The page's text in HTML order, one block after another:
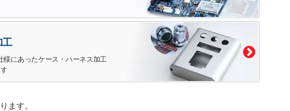
工
様にあったケース・ハーネス加工
ます。